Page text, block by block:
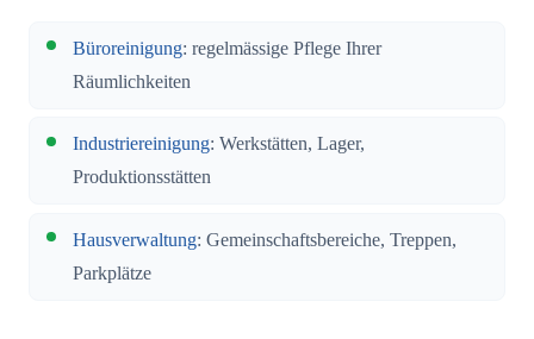
Büroreinigung: regelmässige Pflege Ihrer
Räumlichkeiten
Industriereinigung: Werkstätten, Lager,
Produktionsstätten
Hausverwaltung: Gemeinschaftsbereiche, Treppen,
Parkplätze